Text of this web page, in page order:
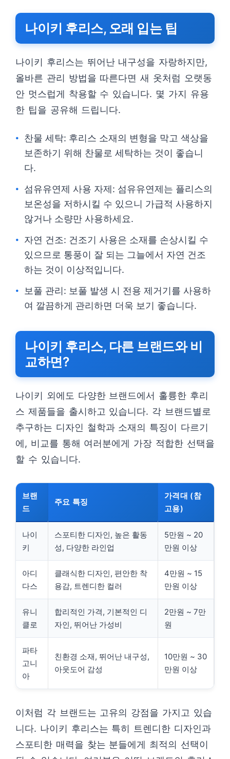
나이키 후리스, 오래 입는 팁
나이키 후리스는 뛰어난 내구성을 자랑하지만,
올바른 관리 방법을 따른다면 새 옷처럼 오랫동
안 멋스럽게 착용할 수 있습니다. 몇 가지 유용
한 팁을 공유해 드립니다.
찬물 세탁: 후리스 소재의 변형을 막고 색상을
보존하기 위해 찬물로 세탁하는 것이 좋습니
다.
섬유유연제 사용 자제: 섬유유연제는 플리스의
보온성을 저하시킬 수 있으니 가급적 사용하지
않거나 소량만 사용하세요.
자연 건조: 건조기 사용은 소재를 손상시킬 수
있으므로 통풍이 잘 되는 그늘에서 자연 건조
하는 것이 이상적입니다.
보풀 관리: 보풀 발생 시 전용 제거기를 사용하
여 깔끔하게 관리하면 더욱 보기 좋습니다.
나이키 후리스, 다른 브랜드와 비
교하면?
나이키 외에도 다양한 브랜드에서 훌륭한 후리
스 제품들을 출시하고 있습니다. 각 브랜드별로
추구하는 디자인 철학과 소재의 특징이 다르기
에, 비교를 통해 여러분에게 가장 적합한 선택을
할 수 있습니다.
브랜
드
주요 특징
가격대 (참
고용)
나이
키
스포티한 디자인, 높은 활동
성, 다양한 라인업
5만원 ~ 20
만원 이상
아디
다스
클래식한 디자인, 편안한 착
용감, 트렌디한 컬러
4만원 ~ 15
만원 이상
유니
클로
합리적인 가격, 기본적인 디
자인, 뛰어난 가성비
2만원 ~ 7만
원
파타
고니
아
친환경 소재, 뛰어난 내구성,
아웃도어 감성
10만원 ~ 30
만원 이상
이처럼 각 브랜드는 고유의 강점을 가지고 있습
니다. 나이키 후리스는 특히 트렌디한 디자인과
스포티한 매력을 찾는 분들에게 최적의 선택이